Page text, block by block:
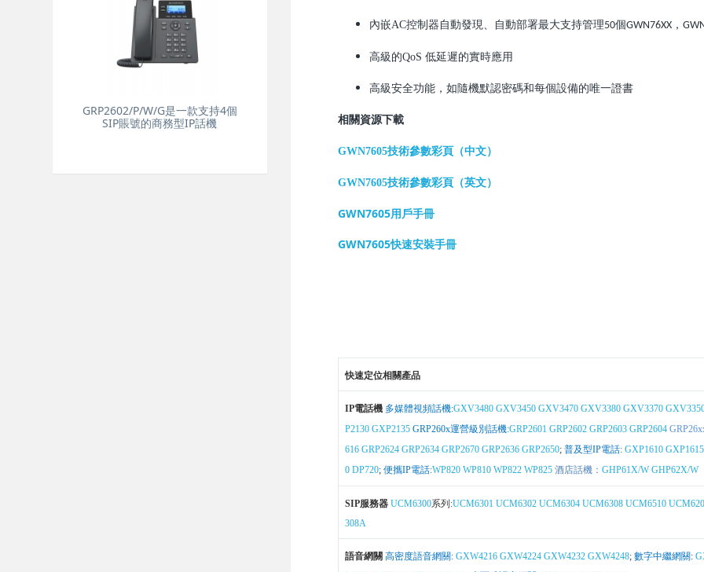
內嵌AC控制器自動發現、自動部署最大支持管理50個GWN76XX，
高級的QoS 低延遲的實時應用
高級安全功能，如隨機默認密碼和每個設備的唯一證書
相關資源下載
GWN7605技術參數彩頁（中文）
GWN7605技術參數彩頁（英文）
GWN7605用戶手冊
GWN7605快速安裝手冊
快速定位相關產品
IP電話機 多媒體視頻話機:GXV3480 GXV3450 GXV3470 GXV3380 GXV3370
P2130 GXP2135 GRP260x運營級別話機:GRP2601 GRP2602 GRP2603 GRP2604
616 GRP2624 GRP2634 GRP2670 GRP2636 GRP2650; 普及型IP電話: GXP1610 GXP1615
0 DP720; 便攜IP電話:WP820 WP810 WP822 WP825 酒店話機： GHP61X/W GHP62X/W
SIP服務器 UCM6300系列:UCM6301 UCM6302 UCM6304 UCM6308 UCM6510
308A
語音網關 高密度語音網關: GXW4216 GXW4224 GXW4232 GXW4248; 數字中繼網關:
GRP2602/P/W/G是一款支持4個
SIP賬號的商務型IP話機